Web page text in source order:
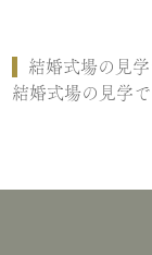
結婚式場の見
結婚式場の見学で